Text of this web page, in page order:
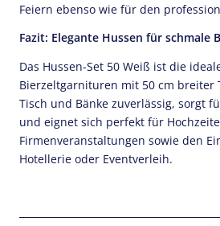
Feiern ebenso wie für den
Fazit: Elegante Hussen für schmale
Das Hussen-Set 50 Weiß ist die
Bierzeltgarnituren mit 50 cm breiter
Tisch und Bänke zuverlässig, sorgt
und eignet sich perfekt für
Firmenveranstaltungen sowie den
Hotellerie oder Eventverleih.